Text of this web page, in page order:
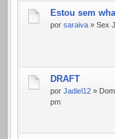
Estou sem
por saraiva » Sex
DRAFT
por Jadiel12 »
pm